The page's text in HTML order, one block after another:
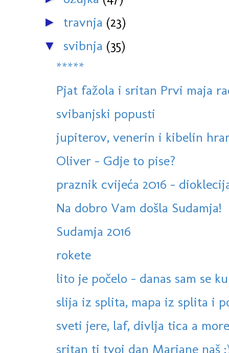
► travnja (23)
▼ svibnja (35)
*****
Pjat fažola i sritan Prvi maja
svibanjski popusti
jupiterov, venerin i kibelin
Oliver - Gdje to pise?
praznik cvijeća 2016 -
Na dobro Vam došla Sudamja!
Sudamja 2016
rokete
lito je počelo - danas sam se
slija iz splita, mapa iz splita i
sveti jere, laf, divlja tica a
sritan ti tvoj dan Marjane naš